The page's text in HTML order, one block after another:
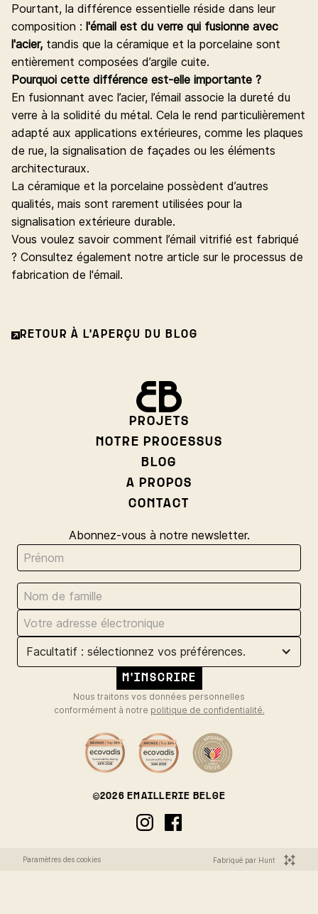
Pourtant, la différence essentielle réside dans leur
composition : l'émail est du verre qui fusionne avec
l'acier, tandis que la céramique et la porcelaine sont
entièrement composées d’argile cuite.
Pourquoi cette différence est-elle importante ?
En fusionnant avec l’acier, l’émail associe la dureté du
verre à la solidité du métal. Cela le rend particulièrement
adapté aux applications extérieures, comme les plaques
de rue, la signalisation de façades ou les éléments
architecturaux.
La céramique et la porcelaine possèdent d’autres
qualités, mais sont rarement utilisées pour la
signalisation extérieure durable.
Vous voulez savoir comment l’émail vitrifié est fabriqué
? Consultez également notre article sur le processus de
fabrication de l'émail.
RETOUR À L'APERÇU DU BLOG
PROJETS
NOTRE PROCESSUS
BLOG
A PROPOS
CONTACT
Abonnez-vous à notre newsletter.
Facultatif : sélectionnez vos préférences.
Nous traitons vos données personnelles
conformément à notre politique de confidentialité.
©2026 EMAILLERIE BELGE
Paramètres des cookies Fabriqué par Hunt